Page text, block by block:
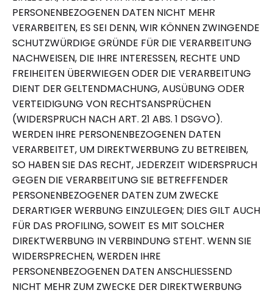
PERSONENBEZOGENEN DATEN NICHT MEHR
VERARBEITEN, ES SEI DENN, WIR KÖNNEN ZWINGENDE
SCHUTZWÜRDIGE GRÜNDE FÜR DIE VERARBEITUNG
NACHWEISEN, DIE IHRE INTERESSEN, RECHTE UND
FREIHEITEN ÜBERWIEGEN ODER DIE VERARBEITUNG
DIENT DER GELTENDMACHUNG, AUSÜBUNG ODER
VERTEIDIGUNG VON RECHTSANSPRÜCHEN
(WIDERSPRUCH NACH ART. 21 ABS. 1 DSGVO).
WERDEN IHRE PERSONENBEZOGENEN DATEN
VERARBEITET, UM DIREKTWERBUNG ZU BETREIBEN,
SO HABEN SIE DAS RECHT, JEDERZEIT WIDERSPRUCH
GEGEN DIE VERARBEITUNG SIE BETREFFENDER
PERSONENBEZOGENER DATEN ZUM ZWECKE
DERARTIGER WERBUNG EINZULEGEN; DIES GILT AUCH
FÜR DAS PROFILING, SOWEIT ES MIT SOLCHER
DIREKTWERBUNG IN VERBINDUNG STEHT. WENN SIE
WIDERSPRECHEN, WERDEN IHRE
PERSONENBEZOGENEN DATEN ANSCHLIESSEND
NICHT MEHR ZUM ZWECKE DER DIREKTWERBUNG